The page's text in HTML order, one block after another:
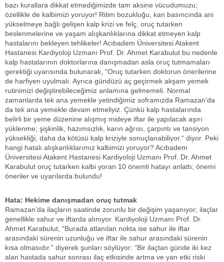
bazı kurallara dikkat etmediğimizde tam aksine vücudumuzu;
özellikle de kalbimizi yoruyor! Ritim bozukluğu, kan basıncında ani
yükselmeye bağlı gelişen kalp krizi ve felç, oruç tutarken
beslenmelerine ve yaşam alışkanlıklarına dikkat etmeyen kalp
hastalarını bekleyen tehlikeler! Acıbadem Üniversitesi Atakent
Hastanesi Kardiyoloji Uzmanı Prof. Dr. Ahmet Karabulut bu nedenle
kalp hastalarının doktorlarına danışmadan asla oruç tutmamaları
gerektiği uyarısında bulunarak, “Oruç tutarken doktorun önerilerine
de harfiyen uyulmalı. Ayrıca gündüzü aç geçirmek akşam yemek
rutinimizi değiştirebileceğimiz anlamına gelmemeli. Normal
zamanlarda tek ana yemekle yetindiğimiz soframızda Ramazan’da
da tek ana yemekle devam etmeliyiz. Çünkü kalp hastalarında
belirli bir yeme düzenine alışmış mideye iftar ile yapılacak aşırı
yüklenme; şişkinlik, hazımsızlık, karın ağrısı, çarpıntı ve tansiyon
yüksekliği, daha da kötüsü kalp kriziyle sonuçlanabiliyor.“ diyor. Peki
hangi hatalı alışkanlıklarımız kalbimizi yoruyor? Acıbadem
Üniversitesi Atakent Hastanesi Kardiyoloji Uzmanı Prof. Dr. Ahmet
Karabulut oruç tutarken kalbi yoran 10 önemli hatayı anlattı; önemi
öneriler ve uyarılarda bulundu!
Hata: Hekime danışmadan oruç tutmak
Ramazan’da ilaçların saatinde zorunlu bir değişim yaşanıyor; ilaçlar
genellikle sahur ve iftarda alınıyor. Kardiyoloji Uzmanı Prof. Dr.
Ahmet Karabulut, “Burada atlanılan nokta ise sahur ile iftar
arasındaki sürenin uzunluğu ve iftar ile sahur arasındaki sürenin
kısa olmasıdır.” diyerek şunları söylüyor: “Bir ilaçtan günde iki kez
alan hastada sahur sonrası ilaç etkisinde artma ve yan etki riski